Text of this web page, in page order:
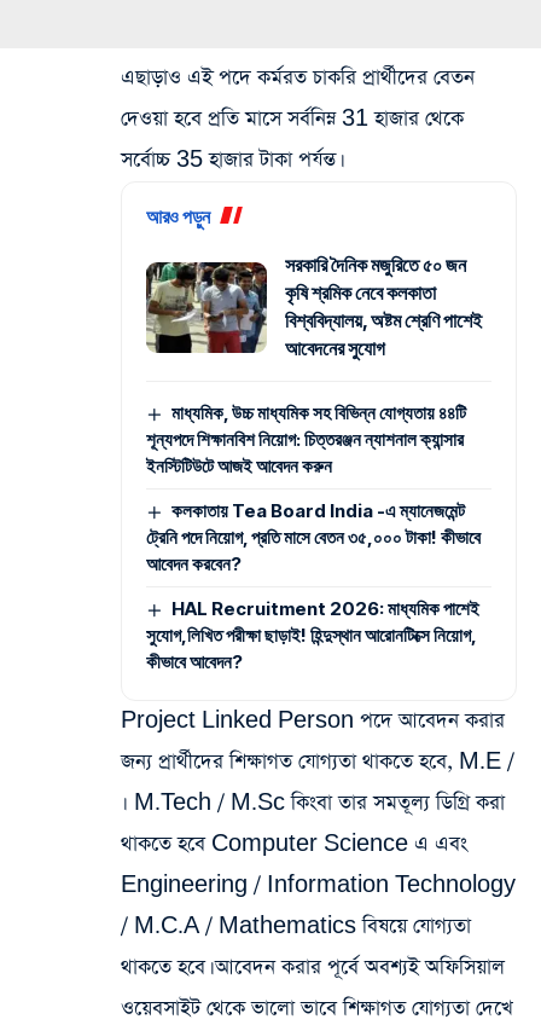
এছাড়াও এই পদে কর্মরত চাকরি প্রার্থীদের বেতন
দেওয়া হবে প্রতি মাসে সর্বনিম্ন 31 হাজার থেকে
সর্বোচ্চ 35 হাজার টাকা পর্যন্ত।
আরও পড়ুন
সরকারি দৈনিক মজুরিতে ৫০ জন
কৃষি শ্রমিক নেবে কলকাতা
বিশ্ববিদ্যালয়, অষ্টম শ্রেণি পাশেই
আবেদনের সুযোগ
মাধ্যমিক, উচ্চ মাধ্যমিক সহ বিভিন্ন যোগ্যতায় ৪৪টি
শূন্যপদে শিক্ষানবিশ নিয়োগ: চিত্তরঞ্জন ন্যাশনাল ক্যান্সার
ইনস্টিটিউটে আজই আবেদন করুন
কলকাতায় Tea Board India -এ ম্যানেজমেন্ট
ট্রেনি পদে নিয়োগ, প্রতি মাসে বেতন ৩৫,০০০ টাকা! কীভাবে
আবেদন করবেন?
HAL Recruitment 2026: মাধ্যমিক পাশেই
সুযোগ,লিখিত পরীক্ষা ছাড়াই! হিন্দুস্থান আরোনটিক্সে নিয়োগ,
কীভাবে আবেদন?
Project Linked Person পদে আবেদন করার
জন্য প্রার্থীদের শিক্ষাগত যোগ্যতা থাকতে হবে, M.E /
৷ M.Tech / M.Sc কিংবা তার সমতূল্য ডিগ্রি করা
থাকতে হবে Computer Science এ এবং
Engineering / Information Technology
/ M.C.A / Mathematics বিষয়ে যোগ্যতা
থাকতে হবে। আবেদন করার পূর্বে অবশ্যই অফিসিয়াল
ওয়েবসাইট থেকে ভালো ভাবে শিক্ষাগত যোগ্যতা দেখে